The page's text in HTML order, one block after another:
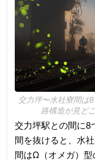
交力坪〜水社寮間は
路構造が見ど
交力坪駅との間に8
間を抜けると、水
間はΩ（オメガ）